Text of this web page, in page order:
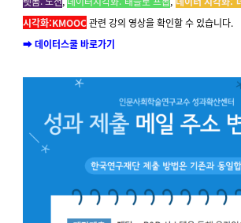
시각화:KMOOC관련 강의 영상을 확인할 수 있습니다.
➡️ 데이터스쿨 바로가기